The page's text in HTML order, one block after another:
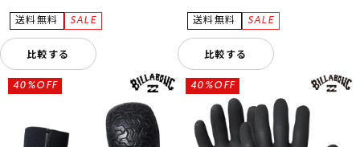
比較する 比較する
40%OFF 40%OFF